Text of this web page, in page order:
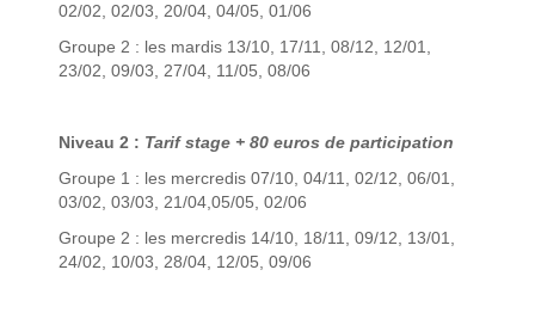
02/02, 02/03, 20/04, 04/05, 01/06
Groupe 2 : les mardis 13/10, 17/11, 08/12, 12/01,
23/02, 09/03, 27/04, 11/05, 08/06
Niveau 2 : Tarif stage + 80 euros de participation
Groupe 1 : les mercredis 07/10, 04/11, 02/12, 06/01,
03/02, 03/03, 21/04,05/05, 02/06
Groupe 2 : les mercredis 14/10, 18/11, 09/12, 13/01,
24/02, 10/03, 28/04, 12/05, 09/06